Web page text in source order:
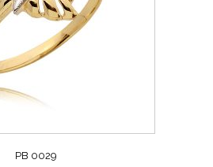
PB 0029